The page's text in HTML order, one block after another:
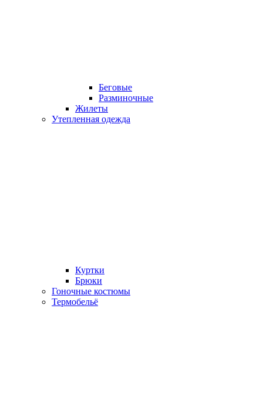
Беговые
Разминочные
Жилеты
Утепленная одежда
Куртки
Брюки
Гоночные костюмы
Термобельё